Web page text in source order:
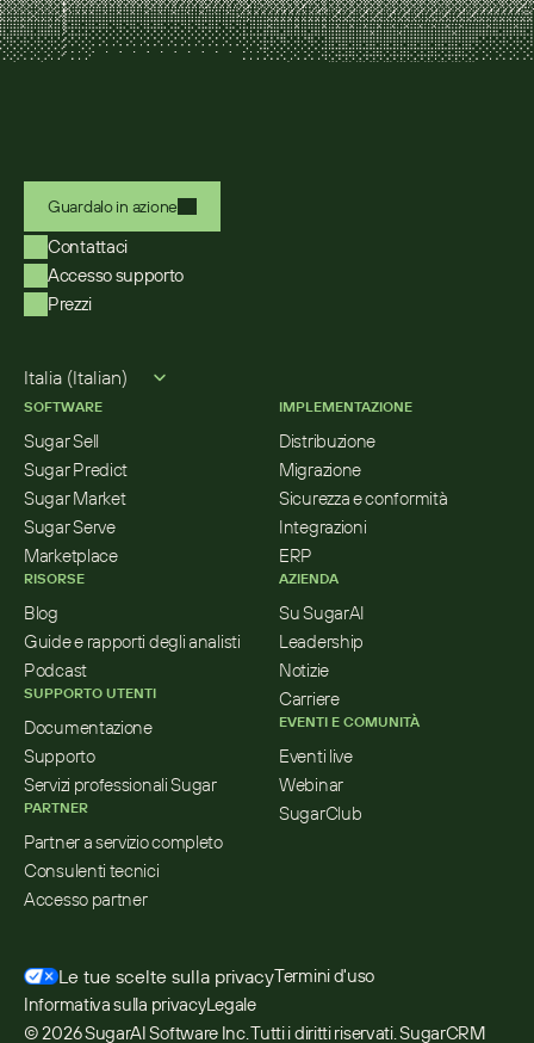
Guardalo in azione
Contattaci
Accesso supporto
Prezzi
Italia (Italian)
SOFTWARE
Sugar Sell
Sugar Predict
Sugar Market
Sugar Serve
Marketplace
RISORSE
Blog
Guide e rapporti degli analisti
Podcast
SUPPORTO UTENTI
Documentazione
Supporto
Servizi professionali Sugar
PARTNER
Partner a servizio completo
Consulenti tecnici
Accesso partner
IMPLEMENTAZIONE
Distribuzione
Migrazione
Sicurezza e conformità
Integrazioni
ERP
AZIENDA
Su SugarAI
Leadership
Notizie
Carriere
EVENTI E COMUNITÀ
Eventi live
Webinar
SugarClub
Le tue scelte sulla privacyTermini d'uso
Informativa sulla privacyLegale
© 2026 SugarAI Software Inc. Tutti i diritti riservati. SugarCRM